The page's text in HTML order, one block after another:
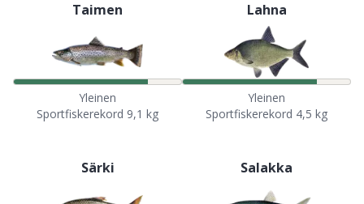
Taimen
Yleinen
Sportfiskerekord 9,1 kg
Lahna
Yleinen
Sportfiskerekord 4,5 kg
Särki Salakka